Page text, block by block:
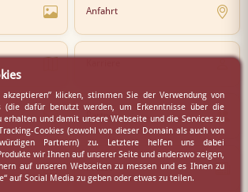
Anfahrt
Partner
Presse
klicken, stimmen Sie der Verwendung von
(die dafür benutzt werden, um Erkenntnisse über die
erhalten und damit unsere Webseite und die Services zu
Cookies (sowohl von dieser Domain als auch von
Partnern) zu. Letztere helfen uns dabei
wir Ihnen auf unserer Seite und anderswo zeigen,
auf unseren Webseiten zu messen und es Ihnen zu
auf Social Media zu geben oder etwas zu teilen.